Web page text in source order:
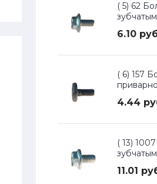
( 5) 62
6.10
( 6) 157
4.44
( 13)
11.01